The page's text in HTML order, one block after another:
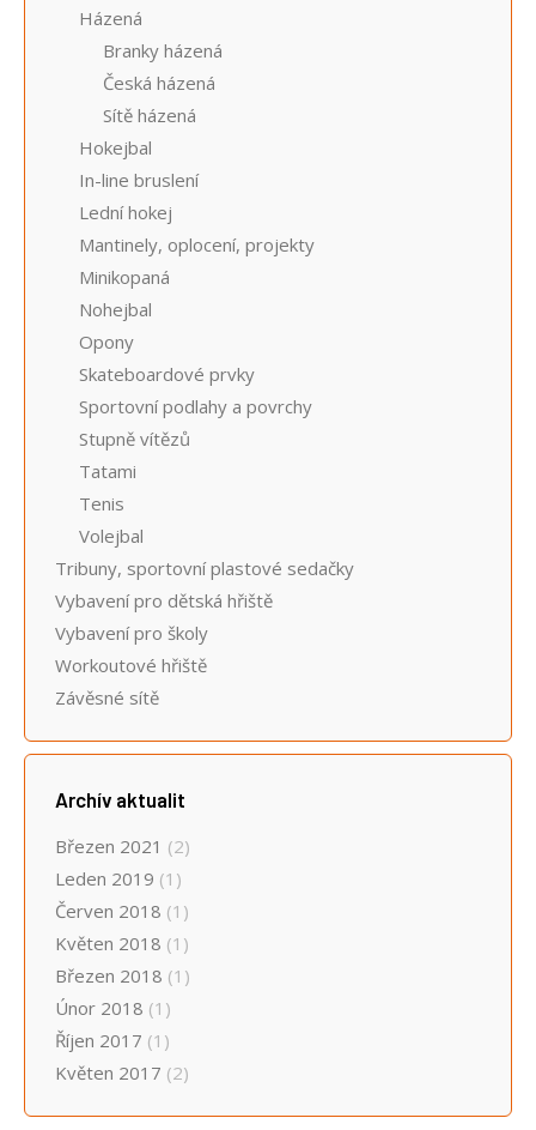
Házená
Branky házená
Česká házená
Sítě házená
Hokejbal
In-line bruslení
Lední hokej
Mantinely, oplocení, projekty
Minikopaná
Nohejbal
Opony
Skateboardové prvky
Sportovní podlahy a povrchy
Stupně vítězů
Tatami
Tenis
Volejbal
Tribuny, sportovní plastové sedačky
Vybavení pro dětská hřiště
Vybavení pro školy
Workoutové hřiště
Závěsné sítě
Archív aktualit
Březen 2021 (2)
Leden 2019 (1)
Červen 2018 (1)
Květen 2018 (1)
Březen 2018 (1)
Únor 2018 (1)
Říjen 2017 (1)
Květen 2017 (2)